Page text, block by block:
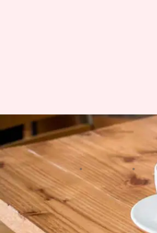
Benamkan Diri
Budaya Kedai Kopi
menulis Handoko Apr 02, 2024
Apa ceritanya
Kedai kopi besar di Wina